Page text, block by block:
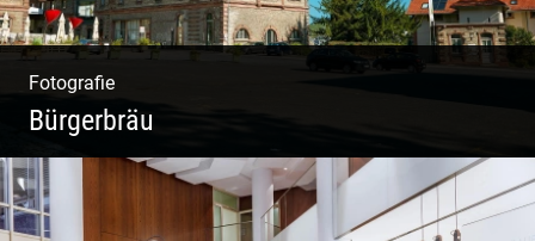
Fotografie
Bürgerbräu
Gewerbe & Handwerk | Kultur & Kreativität |
Urban & Weltoffen | Gastro & Events